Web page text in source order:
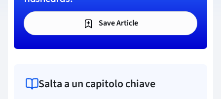
Save Article
Salta a un capitolo chiave